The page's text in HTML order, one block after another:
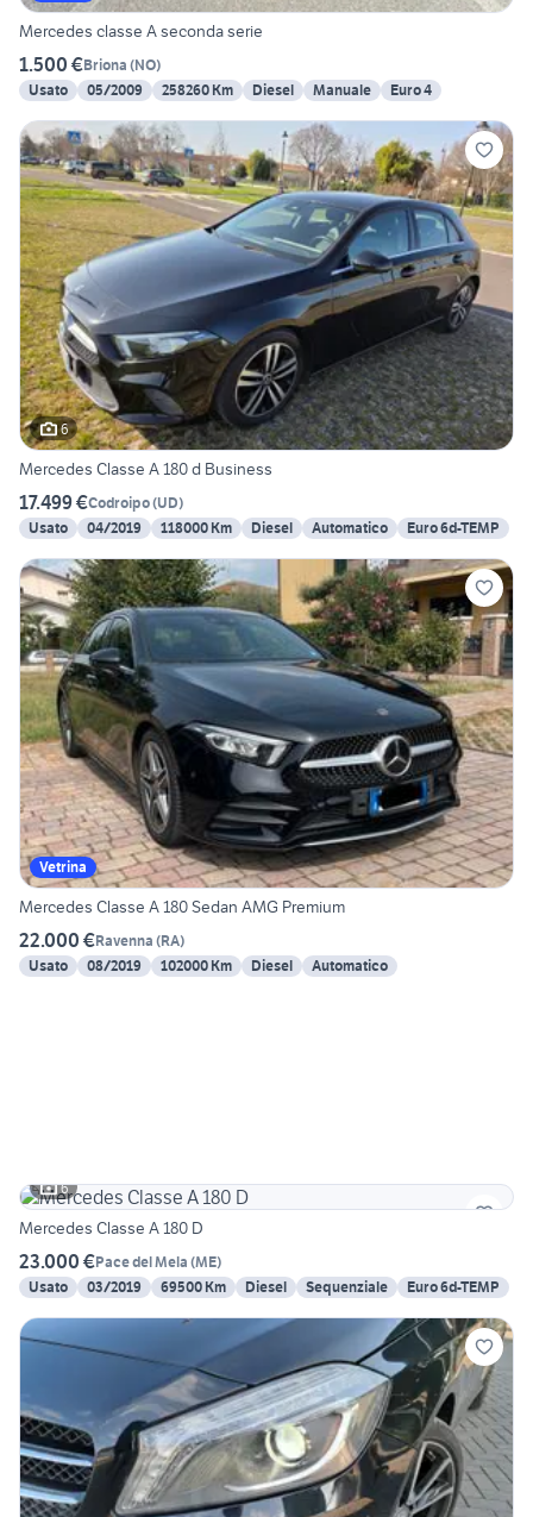
Mercedes classe A seconda serie
1.500 €Briona (NO)
Usato
05/2009 258260 Km Diesel Manuale Euro 4
6
Mercedes Classe A 180 d Business
17.499 €Codroipo(UD)
Usato
04/2019 118000 Km Diesel Automatico Euro 6d-TEMP
Vetrina
Mercedes Classe A 180 Sedan AMG Premium
22.000 €Ravenna (RA)
Usato
08/2019 102000 Km Diesel Automatico
6
Mercedes Classe A 180 D
23.000 €Pace del Mela (ME)
Usato
03/2019 69500 Km Diesel Sequenziale Euro 6d-TEMP